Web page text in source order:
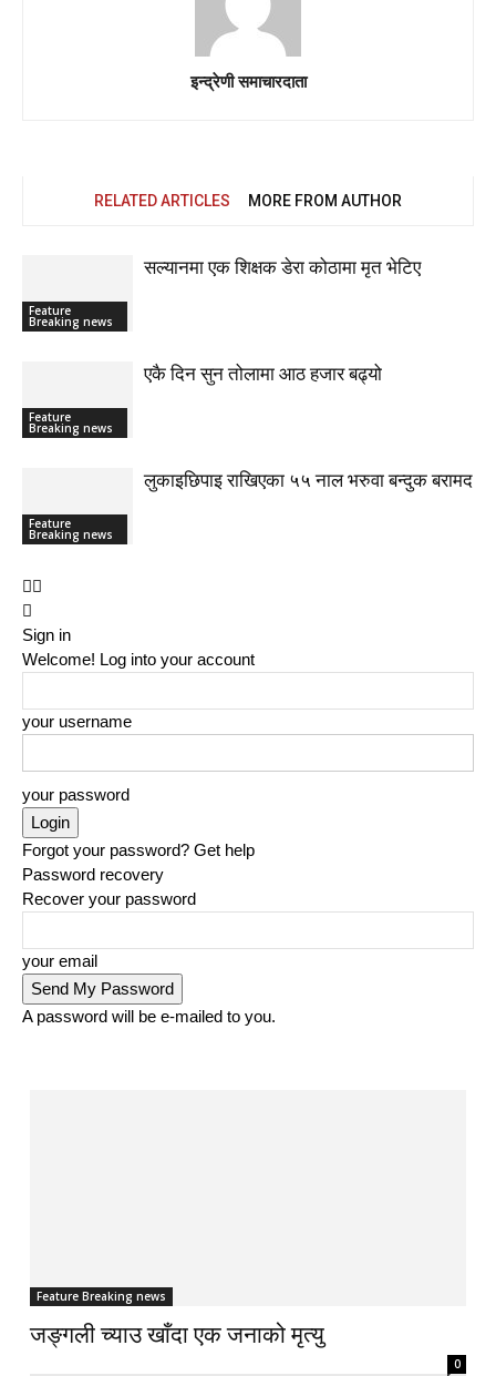
इन्द्रेणी समाचारदाता
RELATED ARTICLES MORE FROM AUTHOR
Feature
Breaking news
सल्यानमा एक शिक्षक डेरा कोठामा मृत भेटिए
Feature
Breaking news
एकै दिन सुन तोलामा आठ हजार बढ्यो
Feature
Breaking news
लुकाइछिपाइ राखिएका ५५ नाल भरुवा बन्दुक बरामद
Sign in
Welcome! Log into your account
your username
your password
Forgot your password? Get help
Password recovery
Recover your password
your email
A password will be e-mailed to you.
Feature Breaking news
जङ्गली च्याउ खाँदा एक जनाको मृत्यु
0